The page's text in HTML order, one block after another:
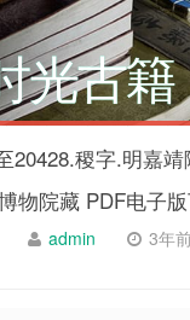
光古籍
20428.稷字.明嘉
物院藏 PDF电子
admin
3年